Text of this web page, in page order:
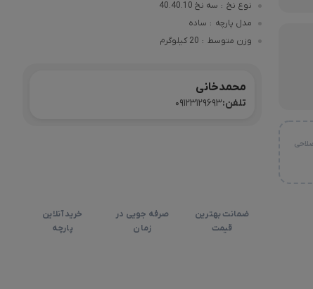
نوع نخ : سه نخ 40.40.10
مدل پارچه : ساده
وزن متوسط : 20 کیلوگرم
محمدخانی
تلفن:09123129693
ضمانت بهترین
قیمت
صرفه جویی در
زمان
خرید آنلاین
پارچه